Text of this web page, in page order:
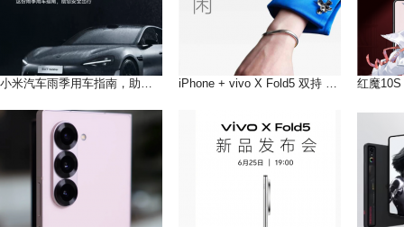
小米汽车雨季用车指南，助您在雨季安全出行 iPhone + vivo X Fold5 双持 以长补短互联互通双倍快乐!